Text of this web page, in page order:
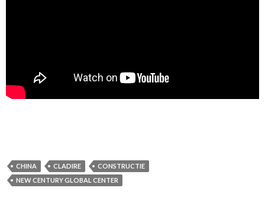
CHINA CLADIRE
CONSTRUCTIE
NEW CENTURY GLOBAL CENTER